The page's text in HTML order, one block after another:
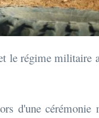
le régime
d'une cérémonie